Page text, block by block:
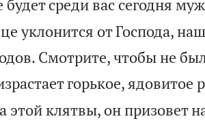
будет среди вас сегодня
уклонится от Господа,
Смотрите, чтобы не
горькое, ядовитое
этой клятвы, он призовет